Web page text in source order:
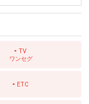
TV
ワンセグ
ETC